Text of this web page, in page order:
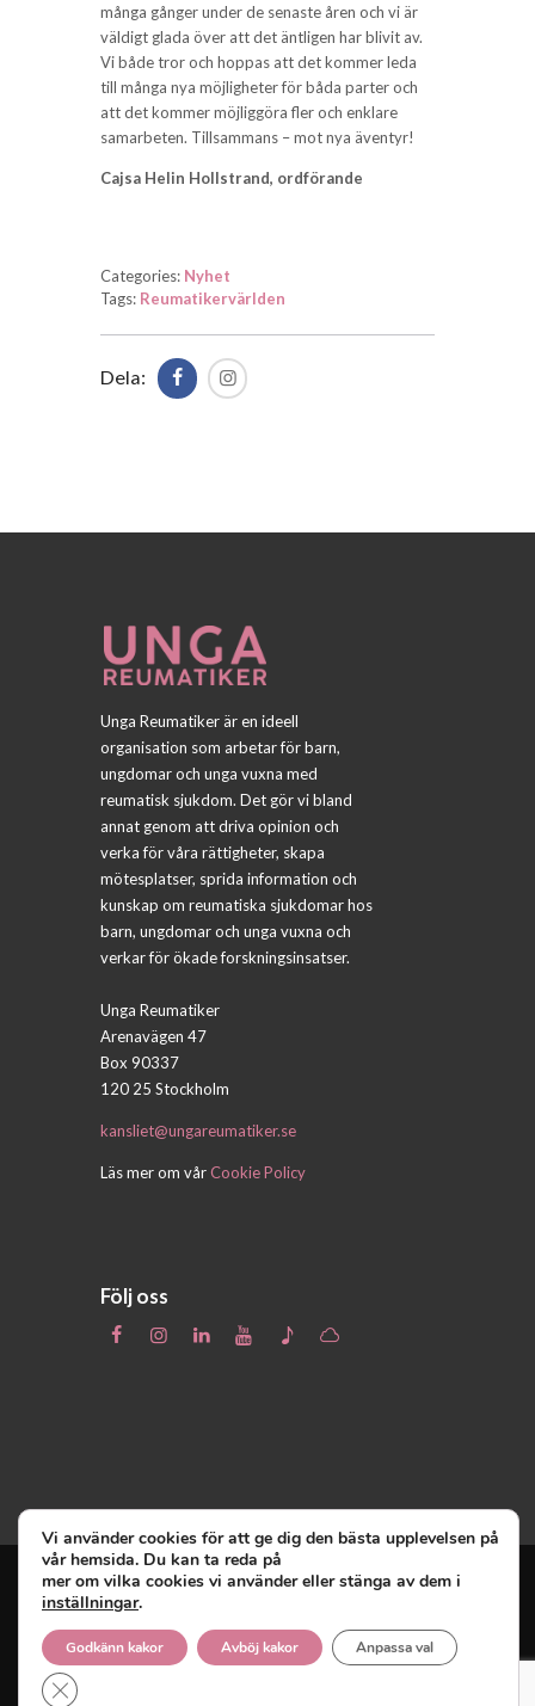
många gånger under de senaste åren och vi är
väldigt glada över att det äntligen har blivit av.
Vi både tror och hoppas att det kommer leda
till många nya möjligheter för båda parter och
att det kommer möjliggöra fler och enklare
samarbeten. Tillsammans – mot nya äventyr!
Cajsa Helin Hollstrand, ordförande
Categories: Nyhet
Tags: Reumatikervärlden
Dela:
Unga Reumatiker är en ideell
organisation som arbetar för barn,
ungdomar och unga vuxna med
reumatisk sjukdom. Det gör vi bland
annat genom att driva opinion och
verka för våra rättigheter, skapa
mötesplatser, sprida information och
kunskap om reumatiska sjukdomar hos
barn, ungdomar och unga vuxna och
verkar för ökade forskningsinsatser.
Unga Reumatiker
Arenavägen 47
Box 90337
120 25 Stockholm
kansliet@ungareumatiker.se
Läs mer om vårCookie Policy
Följ oss
innehar upphovsrätten till denna site och
reserverar sig alla rättigheter därtill.
Vi använder cookies för att ge dig den bästa upplevelsen på
vår hemsida. Du kan ta reda på
mer om vilka cookies vi använder eller stänga av dem i
inställningar.
Godkänn kakor Avböj kakor Anpassa val
Close GDPR Cookie Banner